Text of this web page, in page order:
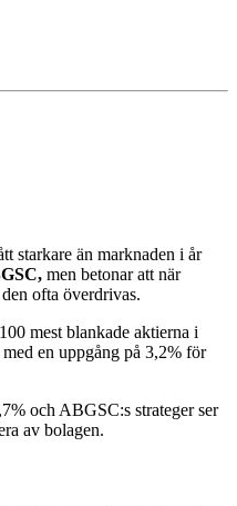
starkare än marknaden i år
men betonar att när
ofta överdrivas.
mest blankade aktierna i
en uppgång på 3,2% för
och ABGSC:s strateger ser
av bolagen.